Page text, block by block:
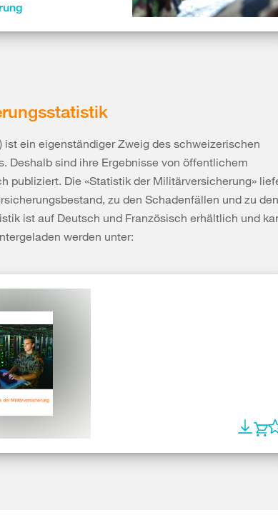
ist ein eigenständiger Zweig des schweizerischen
Deshalb sind ihre Ergebnisse von öffentlichem
publiziert. Die «Statistik der Militärversicherung»
zu den Schadenfällen und zu den
ist auf Deutsch und Französisch erhältlich und
werden unter: